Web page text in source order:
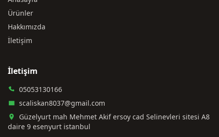
Ürünler
Hakkımızda
İletişim
İletişim
05053130166
scaliskan8037@gmail.com
Güzelyurt mah Mehmet Akif ersoy cad Selinevleri sitesi A8
daire 9 esenyurt istanbul